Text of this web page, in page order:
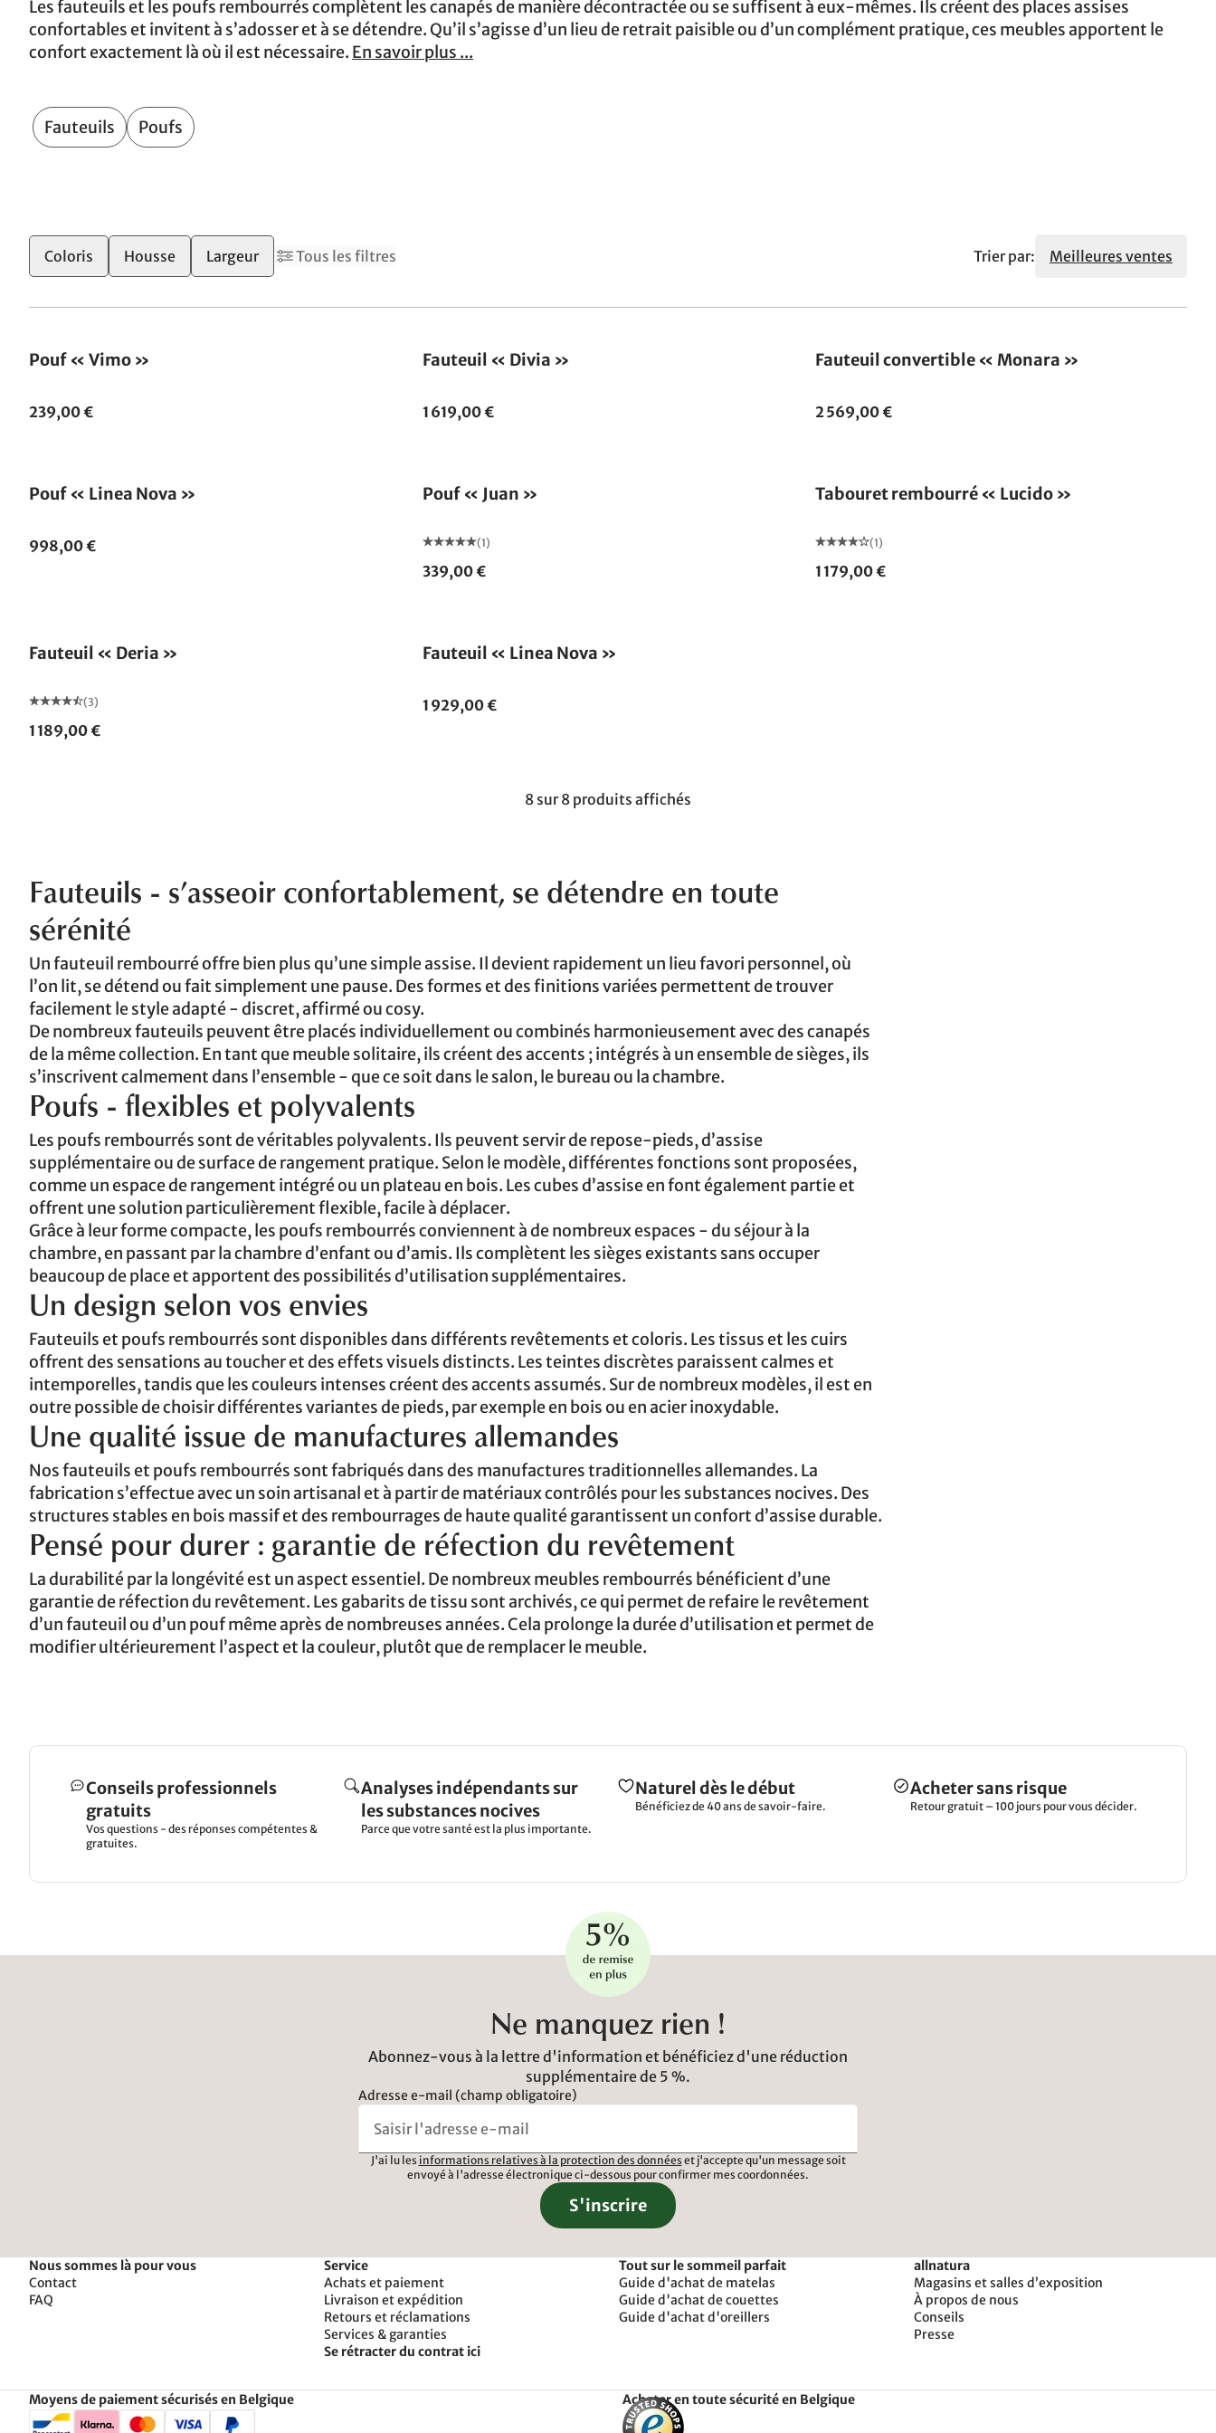
Les fauteuils et les poufs rembourrés complètent les canapés de manière décontractée ou se suffisent à eux-mêmes. Ils créent des places assises
confortables et invitent à s’adosser et à se détendre. Qu’il s’agisse d’un lieu de retrait paisible ou d’un complément pratique, ces meubles apportent le
confort exactement là où il est nécessaire. En savoir plus ...
Fauteuils Poufs
Coloris Housse Largeur Tous les filtres Trier par: Meilleures ventes
Pouf « Vimo »
239,00 €
Fauteuil « Divia »
1 619,00 €
Fauteuil convertible « Monara »
2 569,00 €
Pouf « Linea Nova »
998,00 €
Pouf « Juan »
(1)
339,00 €
Tabouret rembourré « Lucido »
(1)
1 179,00 €
Fauteuil « Deria »
(3)
1 189,00 €
Fauteuil « Linea Nova »
1 929,00 €
8 sur 8 produits affichés
Fauteuils - s’asseoir confortablement, se détendre en toute
sérénité
Un fauteuil rembourré offre bien plus qu’une simple assise. Il devient rapidement un lieu favori personnel, où
l’on lit, se détend ou fait simplement une pause. Des formes et des finitions variées permettent de trouver
facilement le style adapté - discret, affirmé ou cosy.
De nombreux fauteuils peuvent être placés individuellement ou combinés harmonieusement avec des canapés
de la même collection. En tant que meuble solitaire, ils créent des accents ; intégrés à un ensemble de sièges, ils
s’inscrivent calmement dans l’ensemble - que ce soit dans le salon, le bureau ou la chambre.
Poufs - flexibles et polyvalents
Les poufs rembourrés sont de véritables polyvalents. Ils peuvent servir de repose-pieds, d’assise
supplémentaire ou de surface de rangement pratique. Selon le modèle, différentes fonctions sont proposées,
comme un espace de rangement intégré ou un plateau en bois. Les cubes d’assise en font également partie et
offrent une solution particulièrement flexible, facile à déplacer.
Grâce à leur forme compacte, les poufs rembourrés conviennent à de nombreux espaces - du séjour à la
chambre, en passant par la chambre d’enfant ou d’amis. Ils complètent les sièges existants sans occuper
beaucoup de place et apportent des possibilités d’utilisation supplémentaires.
Un design selon vos envies
Fauteuils et poufs rembourrés sont disponibles dans différents revêtements et coloris. Les tissus et les cuirs
offrent des sensations au toucher et des effets visuels distincts. Les teintes discrètes paraissent calmes et
intemporelles, tandis que les couleurs intenses créent des accents assumés. Sur de nombreux modèles, il est en
outre possible de choisir différentes variantes de pieds, par exemple en bois ou en acier inoxydable.
Une qualité issue de manufactures allemandes
Nos fauteuils et poufs rembourrés sont fabriqués dans des manufactures traditionnelles allemandes. La
fabrication s’effectue avec un soin artisanal et à partir de matériaux contrôlés pour les substances nocives. Des
structures stables en bois massif et des rembourrages de haute qualité garantissent un confort d’assise durable.
Pensé pour durer : garantie de réfection du revêtement
La durabilité par la longévité est un aspect essentiel. De nombreux meubles rembourrés bénéficient d’une
garantie de réfection du revêtement. Les gabarits de tissu sont archivés, ce qui permet de refaire le revêtement
d’un fauteuil ou d’un pouf même après de nombreuses années. Cela prolonge la durée d’utilisation et permet de
modifier ultérieurement l’aspect et la couleur, plutôt que de remplacer le meuble.
Conseils professionnels
gratuits
Vos questions - des réponses compétentes &
gratuites.
Analyses indépendants sur
les substances nocives
Parce que votre santé est la plus importante.
Naturel dès le début
Bénéficiez de 40 ans de savoir-faire.
Acheter sans risque
Retour gratuit – 100 jours pour vous décider.
Ne manquez rien !
Abonnez-vous à la lettre d'information et bénéficiez d'une réduction
supplémentaire de 5 %.
Adresse e-mail (champ obligatoire)
J'ai lu les informations relatives à la protection des données et j'accepte qu'un message soit
envoyé à l'adresse électronique ci-dessous pour confirmer mes coordonnées.
S'inscrire
Nous sommes là pour vous
Contact
FAQ
Service
Achats et paiement
Livraison et expédition
Retours et réclamations
Services & garanties
Se rétracter du contrat ici
Tout sur le sommeil parfait
Guide d'achat de matelas
Guide d'achat de couettes
Guide d'achat d'oreillers
allnatura
Magasins et salles d’exposition
À propos de nous
Conseils
Presse
Moyens de paiement sécurisés en Belgique Acheter en toute sécurité en Belgique